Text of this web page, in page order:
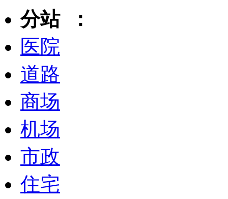
分站 ：
医院
道路
商场
机场
市政
住宅